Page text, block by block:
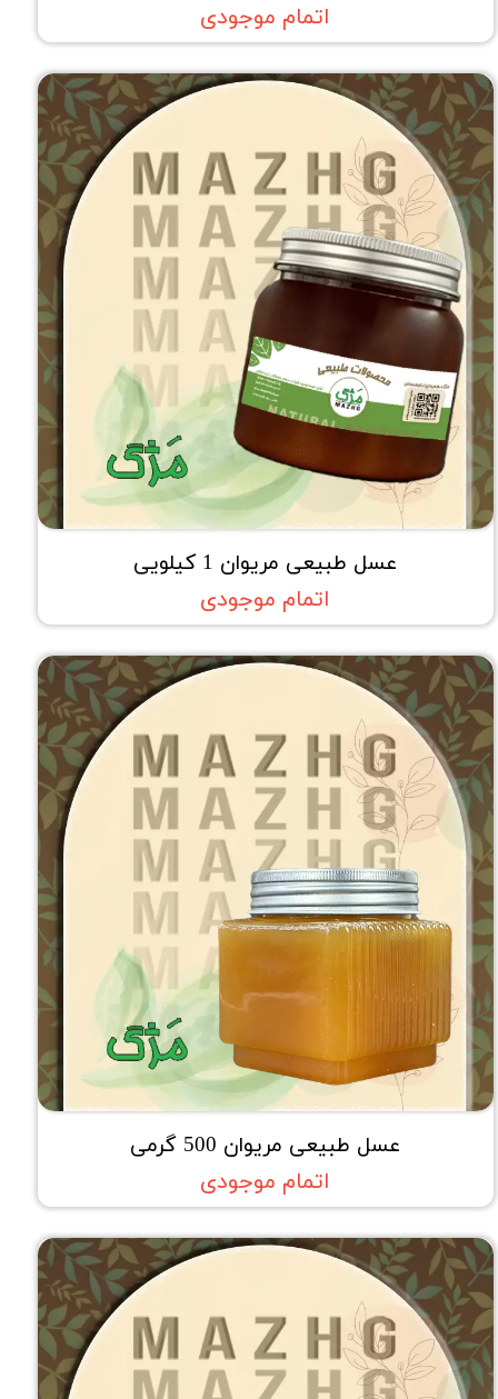
اتمام موجودی
عسل طبیعی مریوان 1 کیلویی
اتمام موجودی
عسل طبیعی مریوان 500 گرمی
اتمام موجودی